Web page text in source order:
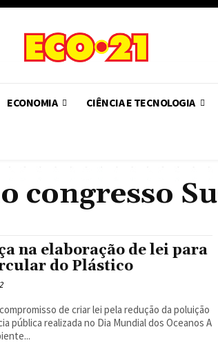
ECONOMIA CIÊNCIA E TECNOLOGIA
congresso
na elaboração de lei para
do Plástico
de criar lei pela redução da poluição
pública realizada no Dia Mundial dos Oceanos A